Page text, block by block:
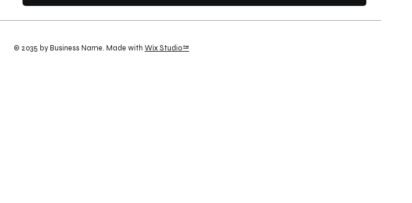
© 2035 by Business Name. Made withWix Studio™